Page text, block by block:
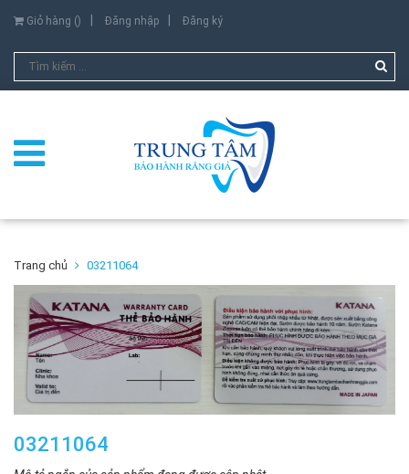
Giỏ hàng () Đăng nhập Đăng ký
Trang chủ 03211064
03211064